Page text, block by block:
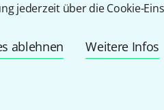
jederzeit über die Cookie-
ablehnen Weitere Infos